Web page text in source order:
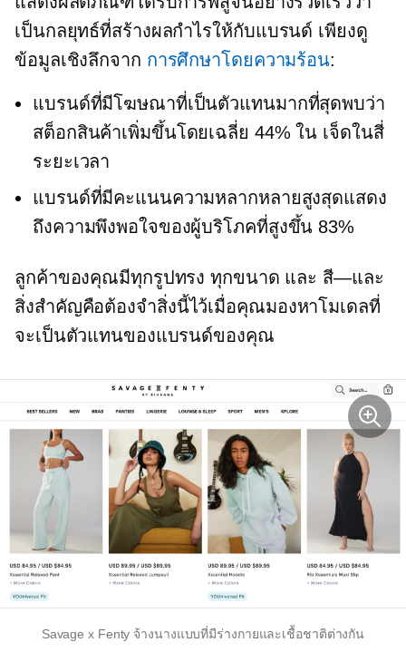
เป็นกลยุทธ์ที่สร้างผลกำไรให้กับแบรนด์ เพียงดู
ข้อมูลเชิงลึกจาก การศึกษาโดยความร้อน:
แบรนด์ที่มีโฆษณาที่เป็นตัวแทนมากที่สุดพบว่า
สต็อกสินค้าเพิ่มขึ้นโดยเฉลี่ย 44% ใน เจ็ดในสี่
ระยะเวลา
แบรนด์ที่มีคะแนนความหลากหลายสูงสุดแสดง
ถึงความพึงพอใจของผู้บริโภคที่สูงขึ้น 83%
ลูกค้าของคุณมีทุกรูปทรง ทุกขนาด และ สี—และ
สิ่งสำคัญคือต้องจำสิ่งนี้ไว้เมื่อคุณมองหาโมเดลที่
จะเป็นตัวแทนของแบรนด์ของคุณ
Savage x Fenty จ้างนางแบบที่มีร่างกายและเชื้อชาติต่างกัน